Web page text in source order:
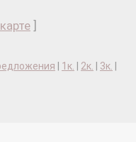
1к. 2к. 3к.